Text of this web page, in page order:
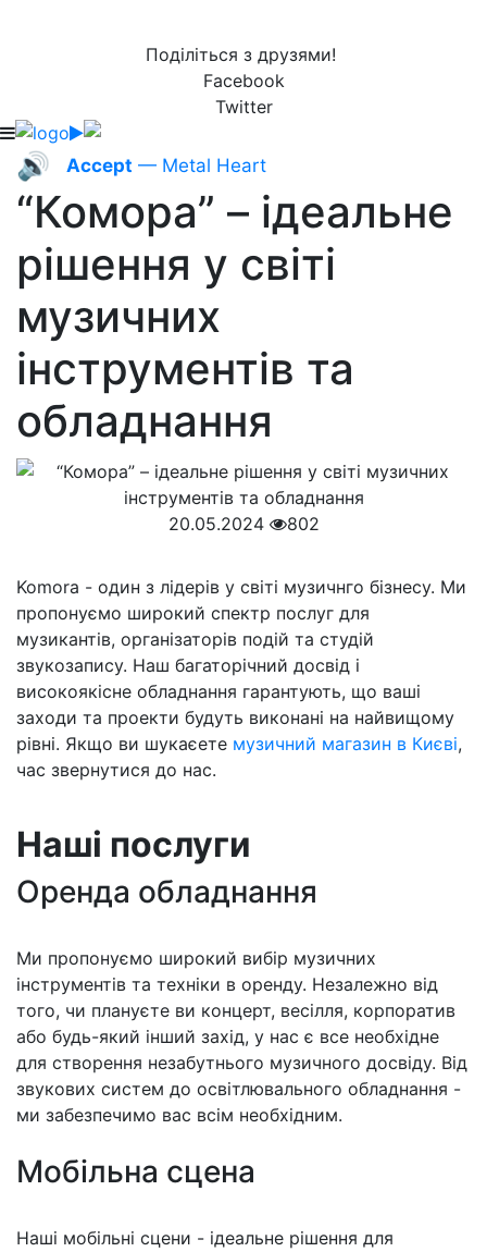
Поділіться з друзями!
Facebook
Twitter
🔊 Accept — Metal Heart
“Комора” – ідеальне
рішення у світі
музичних
інструментів та
обладнання
20.05.2024 802
Komora - один з лідерів у світі музичнго бізнесу. Ми
пропонуємо широкий спектр послуг для
музикантів, організаторів подій та студій
звукозапису. Наш багаторічний досвід і
високоякісне обладнання гарантують, що ваші
заходи та проекти будуть виконані на найвищому
рівні. Якщо ви шукаєете музичний магазин в Києві,
час звернутися до нас.
Наші послуги
Оренда обладнання
Ми пропонуємо широкий вибір музичних
інструментів та техніки в оренду. Незалежно від
того, чи плануєте ви концерт, весілля, корпоратив
або будь-який інший захід, у нас є все необхідне
для створення незабутнього музичного досвіду. Від
звукових систем до освітлювального обладнання -
ми забезпечимо вас всім необхідним.
Мобільна сцена
Наші мобільні сцени - ідеальне рішення для